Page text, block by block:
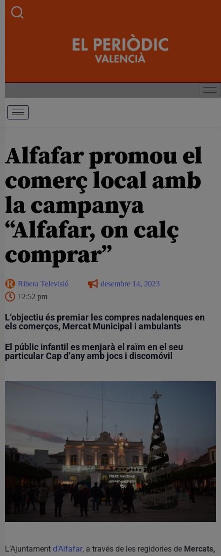
Alfafar promou el
comerç local amb
la campanya
“Alfafar, on calç
comprar”
Ribera Televisió
desembre 14, 2023
12:52 pm
L’objectiu és premiar les compres nadalenques en
els comerços, Mercat Municipal i ambulants
El públic infantil es menjarà el raïm en el seu
particular Cap d’any amb jocs i discomóvil
L’Ajuntament d’Alfafar, a través de les regidories de Mercats,